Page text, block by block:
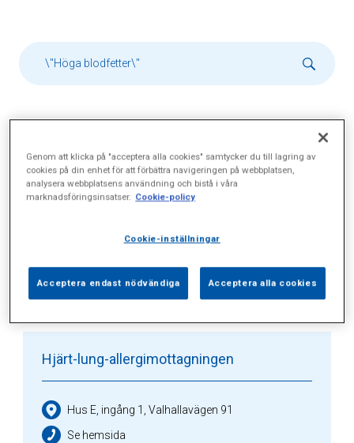
Alla (2) Vårdgivare (3) Specialister (0)
Sidor (0) Press (1)
Vårdgivare
Hjärt-lung-allergimottagningen
Hus E, ingång 1, Valhallavägen 91
Se hemsida
Genom att klicka på "acceptera alla cookies" samtycker du till lagring av
cookies på din enhet för att förbättra navigeringen på webbplatsen,
analysera webbplatsens användning och bistå i våra
marknadsföringsinsatser. Cookie-policy
Cookie-inställningar
Acceptera endast nödvändiga Acceptera alla cookies